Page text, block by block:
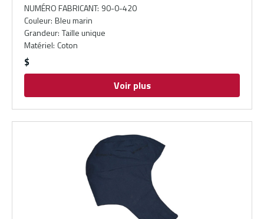
NUMÉRO FABRICANT: 90-0-420
Couleur: Bleu marin
Grandeur: Taille unique
Matériel: Coton
$
Voir plus